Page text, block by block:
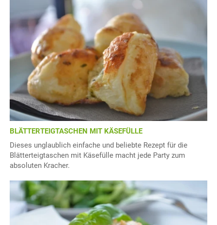
BLÄTTERTEIGTASCHEN MIT KÄSEFÜLLE
Dieses unglaublich einfache und beliebte Rezept für die
Blätterteigtaschen mit Käsefülle macht jede Party zum
absoluten Kracher.